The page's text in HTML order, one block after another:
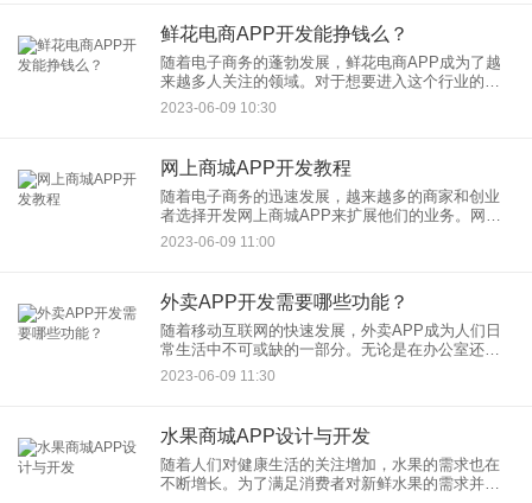
鲜花电商APP开发能挣钱么？
随着电子商务的蓬勃发展，鲜花电商APP成为了越
来越多人关注的领域。对于想要进入这个行业的人
来说，一个重要的问题是：鲜花电商APP开发能挣
钱吗？ 答案是肯定的。鲜花作为
2023-06-09 10:30
网上商城APP开发教程
随着电子商务的迅速发展，越来越多的商家和创业
者选择开发网上商城APP来扩展他们的业务。网上
商城APP不仅提供了便捷的购物体验，还能帮助企
业拓展市场和增加销售额。如果你也想开发一个网
2023-06-09 11:00
外卖APP开发需要哪些功能？
随着移动互联网的快速发展，外卖APP成为人们日
常生活中不可或缺的一部分。无论是在办公室还是
在家里，通过外卖APP可以方便地点餐并享受美食
的送餐服务。那么，如果你打算开发一款外卖
2023-06-09 11:30
水果商城APP设计与开发
随着人们对健康生活的关注增加，水果的需求也在
不断增长。为了满足消费者对新鲜水果的需求并提